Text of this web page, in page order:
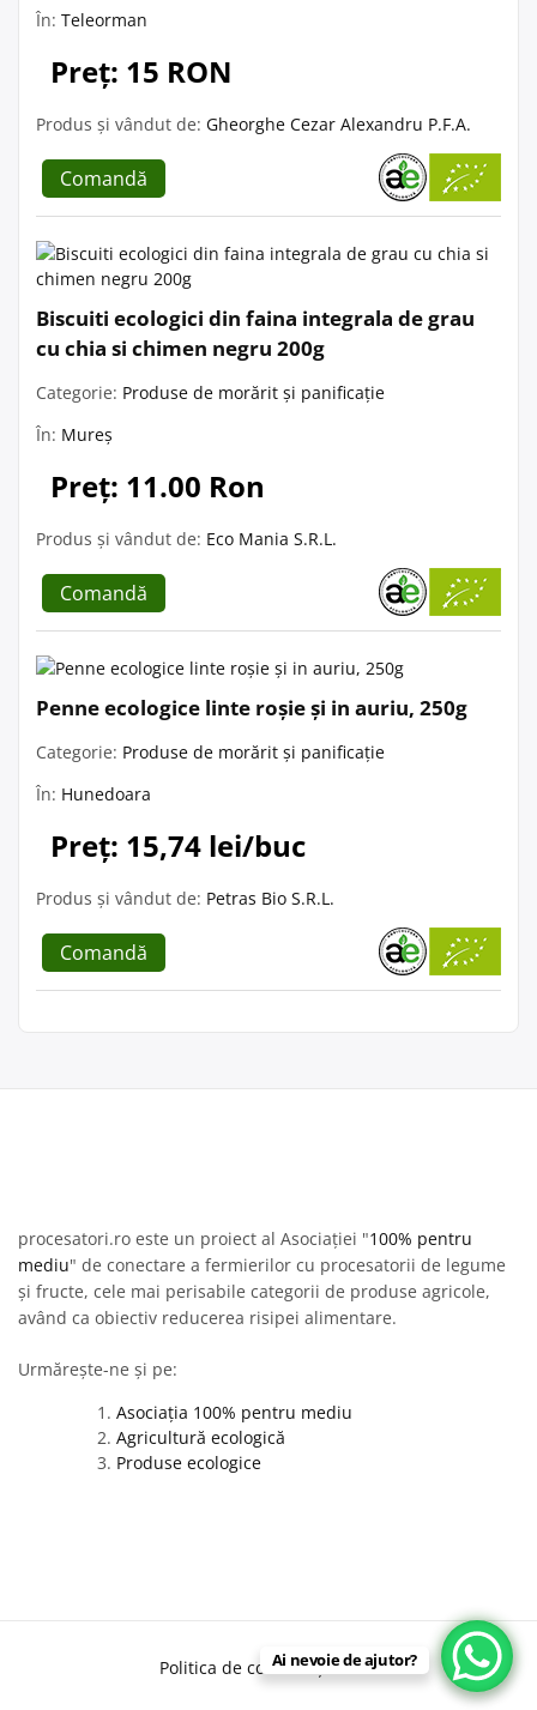
În: Teleorman
Preț: 15 RON
Produs și vândut de: Gheorghe Cezar Alexandru P.F.A.
Comandă
Biscuiti ecologici din faina integrala de grau
cu chia si chimen negru 200g
Categorie: Produse de morărit și panificație
În: Mureș
Preț: 11.00 Ron
Produs și vândut de: Eco Mania S.R.L.
Comandă
Penne ecologice linte roșie și in auriu, 250g
Categorie: Produse de morărit și panificație
În: Hunedoara
Preț: 15,74 lei/buc
Produs și vândut de: Petras Bio S.R.L.
Comandă
procesatori.ro este un proiect al Asociației "100% pentru
mediu" de conectare a fermierilor cu procesatorii de legume
și fructe, cele mai perisabile categorii de produse agricole,
având ca obiectiv reducerea risipei alimentare.
Urmărește-ne și pe:
Asociația 100% pentru mediu
Agricultură ecologică
Produse ecologice
Politica de confidențialitate
Ai nevoie de ajutor?